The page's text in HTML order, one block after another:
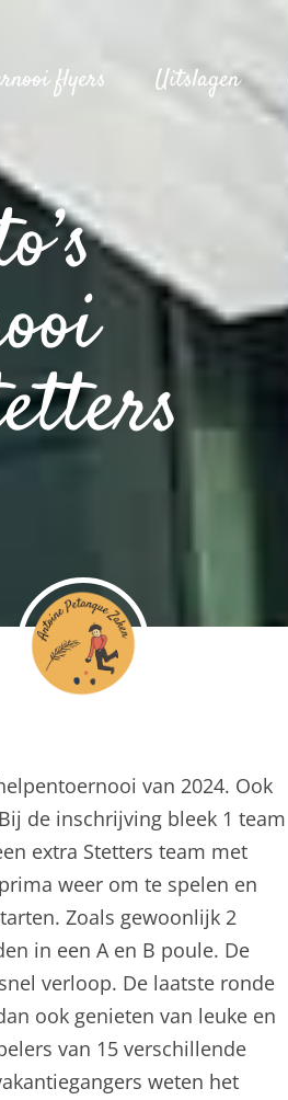
flyers Uitslagen
van 2024. Ook
de inschrijving bleek 1 team
extra Stetters team met
weer om te spelen en
Zoals gewoonlijk 2
in een A en B poule. De
verloop. De laatste ronde
ook genieten van leuke en
van 15 verschillende
weten het